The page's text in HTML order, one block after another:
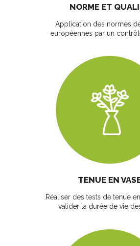
NORME ET
Application des normes
européennes par un
TENUE EN
Réaliser des tests de tenue
valider la durée de vie